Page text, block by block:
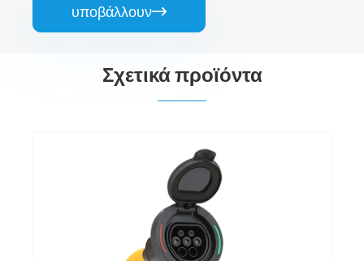
υποβάλλουν
Σχετικά προϊόντα